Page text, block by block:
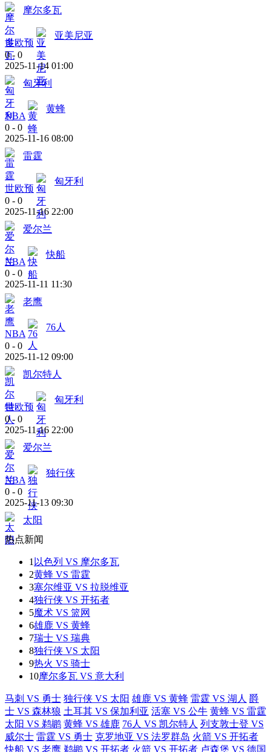
摩尔多瓦
世欧预
亚美尼亚
0 - 0
2025-11-14 01:00
匈牙利
NBA
黄蜂
0 - 0
2025-11-16 08:00
雷霆
世欧预
匈牙利
0 - 0
2025-11-16 22:00
爱尔兰
NBA
快船
0 - 0
2025-11-11 11:30
老鹰
NBA
76人
0 - 0
2025-11-12 09:00
凯尔特人
世欧预
匈牙利
0 - 0
2025-11-16 22:00
爱尔兰
NBA
独行侠
0 - 0
2025-11-13 09:30
太阳
热点新闻
1 以色列 VS 摩尔多瓦
2黄蜂 VS 雷霆
3塞尔维亚 VS 拉脱维亚
4独行侠 VS 开拓者
5魔术 VS 篮网
6雄鹿 VS 黄蜂
7瑞士 VS 瑞典
8独行侠 VS 太阳
9热火 VS 骑士
10摩尔多瓦 VS 意大利
马刺 VS 勇士 独行侠 VS 太阳 雄鹿 VS 黄蜂 雷霆 VS 湖人 爵
士 VS 森林狼 土耳其 VS 保加利亚 活塞 VS 公牛 黄蜂 VS 雷霆
太阳 VS 鹈鹕 黄蜂 VS 雄鹿 76人 VS 凯尔特人 列支敦士登 VS
威尔士 雷霆 VS 勇士 克罗地亚 VS 法罗群岛 火箭 VS 开拓者
快船 VS 老鹰 鹈鹕 VS 开拓者 火箭 VS 开拓者 卢森堡 VS 德国